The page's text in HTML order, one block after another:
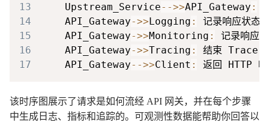
13
    Upstream_Service
-->>API_Gateway :
14
    API_Gateway
->>Logging :
15
    API_Gateway
->>Monitoring :
16
    API_Gateway
->>Tracing :
17
    API_Gateway
-->>Client : 返回 HTTP 响
该时序图展示了请求是如何流经 API 网关，并在每个步骤
中生成日志、指标和追踪的。可观测性数据能帮助你回答以